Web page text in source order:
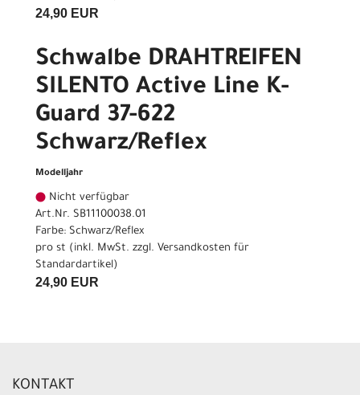
24,90 EUR
Schwalbe DRAHTREIFEN
SILENTO Active Line K-
Guard 37-622
Schwarz/Reflex
Modelljahr
Nicht verfügbar
Art.Nr. SB11100038.01
Farbe: Schwarz/Reflex
pro st (inkl. MwSt. zzgl. Versandkosten für
Standardartikel)
24,90 EUR
KONTAKT